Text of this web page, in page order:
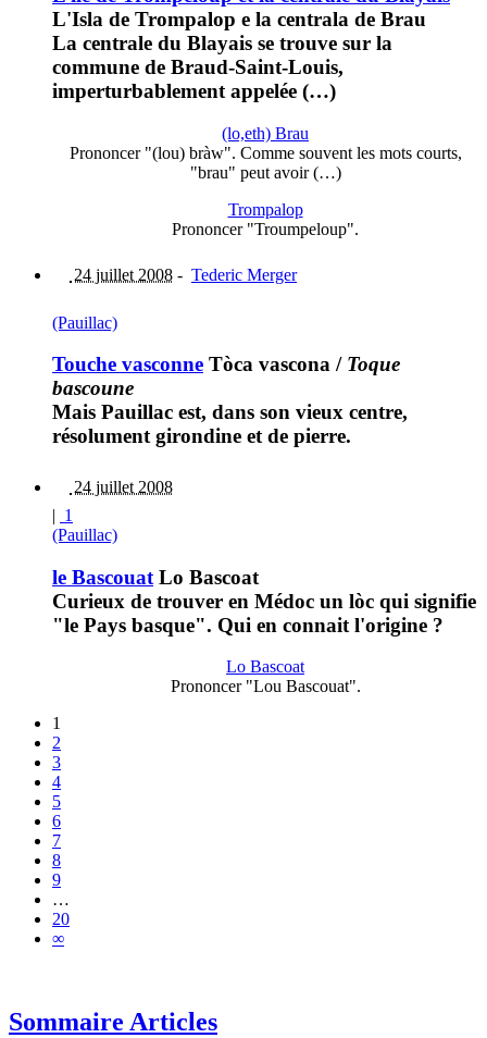
L'Isla de Trompalop e la centrala de Brau
La centrale du Blayais se trouve sur la
commune de Braud-Saint-Louis,
imperturbablement appelée (…)
(lo,eth) Brau
Prononcer "(lou) bràw". Comme souvent les mots courts,
"brau" peut avoir (…)
Trompalop
Prononcer "Troumpeloup".
24 juillet 2008 - Tederic Merger
(Pauillac)
Touche vasconne Tòca vascona / Toque
bascoune
Mais Pauillac est, dans son vieux centre,
résolument girondine et de pierre.
24 juillet 2008
| 1
(Pauillac)
le Bascouat Lo Bascoat
Curieux de trouver en Médoc un lòc qui signifie
"le Pays basque". Qui en connait l'origine ?
Lo Bascoat
Prononcer "Lou Bascouat".
1
2
3
4
5
6
7
8
9
…
20
∞
Sommaire Articles